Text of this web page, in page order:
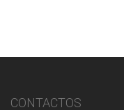
CONTACTOS